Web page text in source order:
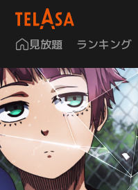
見放題 ランキング